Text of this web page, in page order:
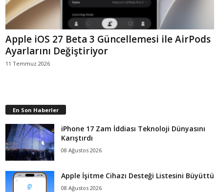
Apple iOS 27 Beta 3 Güncellemesi ile AirPods
Ayarlarını Değiştiriyor
11 Temmuz 2026
En Son Haberler
iPhone 17 Zam İddiası Teknoloji Dünyasını
Karıştırdı
08 Ağustos 2026
Apple İşitme Cihazı Desteği Listesini Büyüttü
08 Ağustos 2026